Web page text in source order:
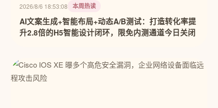
2026/8/6 18:53:08 本周热读
AI文案生成+智能布局+动态A/B测试：打造转化率提
升2.8倍的H5智能设计闭环，限免内测通道今日关闭